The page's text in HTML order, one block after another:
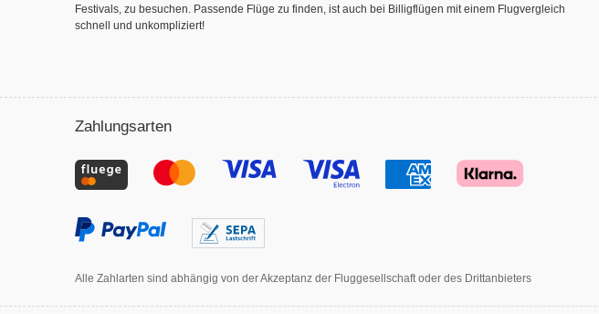
Festivals, zu besuchen. Passende Flüge zu finden, ist auch bei Billigflügen mit einem Flugvergleich
schnell und unkompliziert!
Zahlungsarten
Alle Zahlarten sind abhängig von der Akzeptanz der Fluggesellschaft oder des Drittanbieters